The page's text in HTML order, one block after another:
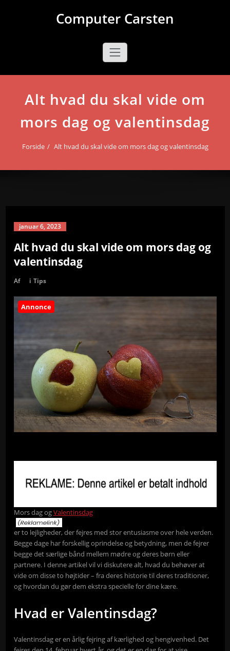
Computer Carsten
Alt hvad du skal vide om
mors dag og valentinsdag
Forside Alt hvad du skal vide om mors dag og valentinsdag
januar 6, 2023
Alt hvad du skal vide om mors dag og
valentinsdag
Af i Tips
Annonce
Mors dag ogValentinsdag
er to lejligheder, der fejres med stor entusiasme over hele verden.
Begge dage har forskellig oprindelse og betydning, men de fejrer
begge det særlige bånd mellem mødre og deres børn eller
partnere. I denne artikel vil vi diskutere alt, hvad du behøver at
vide om disse to højtider – fra deres historie til deres traditioner,
og hvordan du gør dem ekstra specielle for dine kære.
Hvad er Valentinsdag?
Valentinsdag er en årlig fejring af kærlighed og hengivenhed. Det